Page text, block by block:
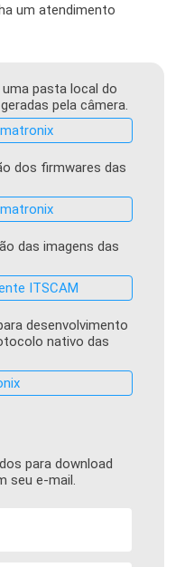
um atendimento
pasta local do
pela câmera.
dos firmwares das
das imagens das
ITSCAM
desenvolvimento
nativo das
para download
seu e-mail.